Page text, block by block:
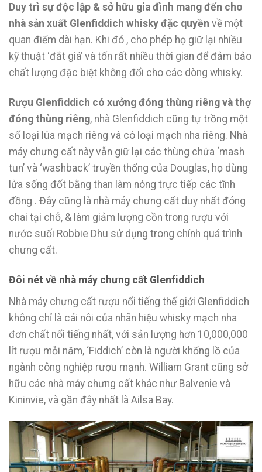
Duy trì sự độc lập & sở hữu gia đình mang đến cho
nhà sản xuất Glenfiddich whisky đặc quyền về một
quan điểm dài hạn. Khi đó , cho phép họ giữ lại nhiều
kỹ thuật ‘đắt giá’ và tốn rất nhiều thời gian để đảm bảo
chất lượng đặc biệt không đổi cho các dòng whisky.
Rượu Glenfiddich có xưởng đóng thùng riêng và thợ
đóng thùng riêng, nhà Glenfiddich cũng tự trồng một
số loại lúa mạch riêng và có loại mạch nha riêng. Nhà
máy chưng cất này vẫn giữ lại các thùng chứa ‘mash
tun’ và ‘washback’ truyền thống của Douglas, họ dùng
lửa sống đốt bằng than làm nóng trực tiếp các tĩnh
đồng . Đây cũng là nhà máy chưng cất duy nhất đóng
chai tại chỗ, & làm giảm lượng cồn trong rượu với
nước suối Robbie Dhu sử dụng trong chính quá trình
chưng cất.
Đôi nét về nhà máy chưng cất Glenfiddich
Nhà máy chưng cất rượu nổi tiếng thế giới Glenfiddich
không chỉ là cái nôi của nhãn hiệu whisky mạch nha
đơn chất nổi tiếng nhất, với sản lượng hơn 10,000,000
lít rượu mỗi năm, ‘Fiddich’ còn là người khổng lồ của
ngành công nghiệp rượu mạnh. William Grant cũng sở
hữu các nhà máy chưng cất khác như Balvenie và
Kininvie, và gần đây nhất là Ailsa Bay.